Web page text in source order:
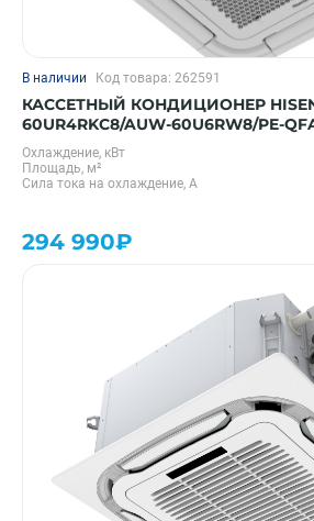
В наличии Код товара: 262591
КАССЕТНЫЙ КОНДИЦИОНЕР
60UR4RKC8/AUW-60U6RW8/PE-
Охлаждение, кВт
Площадь, м²
Сила тока на охлаждение, А
294 990₽